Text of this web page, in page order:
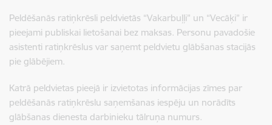
Peldēšanās ratiņkrēsli peldvietās “Vakarbuļļi” un “Vecāķi” ir
pieejami publiskai lietošanai bez maksas. Personu pavadošie
asistenti ratiņkrēslus var saņemt peldvietu glābšanas stacijās
pie glābējiem.
Katrā peldvietas pieejā ir izvietotas informācijas zīmes par
peldēšanās ratiņkrēslu saņemšanas iespēju un norādīts
glābšanas dienesta darbinieku tālruņa numurs.